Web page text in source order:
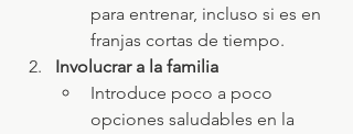
para entrenar, incluso si es en
franjas cortas de tiempo.
Involucrar a la familia
Introduce poco a poco
opciones saludables en la